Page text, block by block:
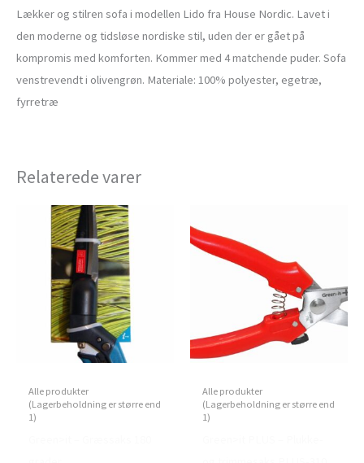
Lækker og stilren sofa i modellen Lido fra House Nordic. Lavet i
den moderne og tidsløse nordiske stil, uden der er gået på
kompromis med komforten. Kommer med 4 matchende puder. Sofa
venstrevendt i olivengrøn. Materiale: 100% polyester, egetræ,
fyrretræ
Relaterede varer
Alle produkter
(Lagerbeholdning er større end
1)
Alle produkter
(Lagerbeholdning er større end
1)